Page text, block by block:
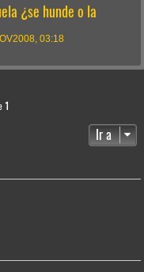
¿se hunde o la
03:18
1
Ir a